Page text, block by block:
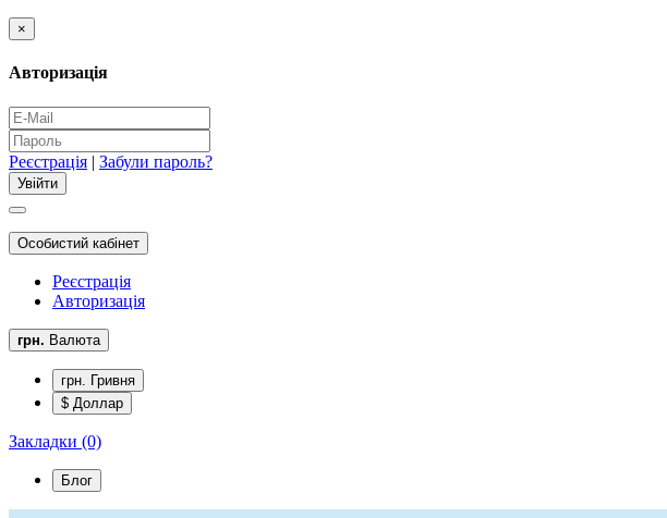
×
Авторизація
Реєстрація | Забули пароль?
Особистий кабінет
Реєстрація
Авторизація
грн. Валюта
грн. Гривня
$ Доллар
Закладки (0)
Блог